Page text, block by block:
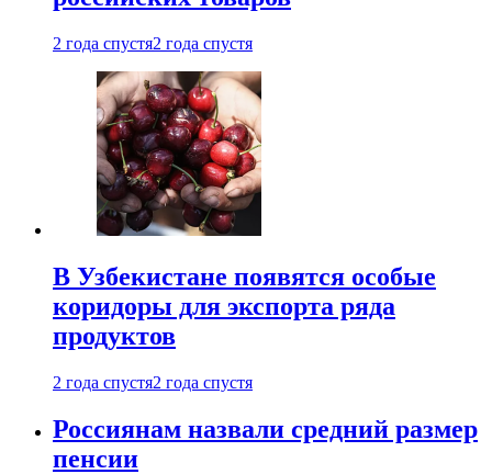
2 года спустя2 года спустя
В Узбекистане появятся особые
коридоры для экспорта ряда
продуктов
2 года спустя2 года спустя
Россиянам назвали средний размер
пенсии